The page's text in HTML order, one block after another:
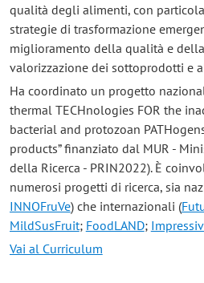
qualità degli alimenti, con
strategie di trasformazione
miglioramento della qualità e
valorizzazione dei sottoprodotti e
Ha coordinato un progetto
thermal TECHnologies FOR the
bacterial and protozoan
products” finanziato dal MUR -
della Ricerca - PRIN2022). È
numerosi progetti di ricerca, sia
INNOFruVe) che internazionali (
MildSusFruit; FoodLAND;
Vai al Curriculum